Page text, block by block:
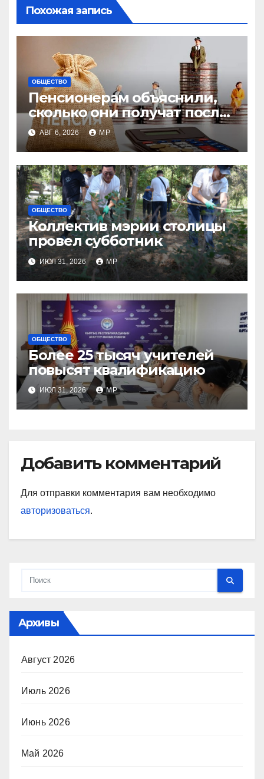
Похожая запись
ОБЩЕСТВО
Пенсионерам объяснили,
сколько они получат после
индексации
АВГ 6, 2026 MP
ОБЩЕСТВО
Коллектив мэрии столицы
провел субботник
ИЮЛ 31, 2026 MP
ОБЩЕСТВО
Более 25 тысяч учителей
повысят квалификацию
ИЮЛ 31, 2026 MP
Добавить комментарий
Для отправки комментария вам необходимо
авторизоваться.
Архивы
Август 2026
Июль 2026
Июнь 2026
Май 2026